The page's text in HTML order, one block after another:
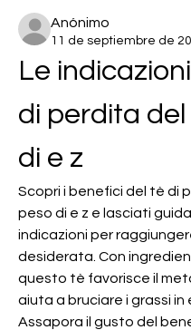
Anónimo
11 de septiembre de
Le
di perdita
di e z
Scopri i benefici del tè di
peso di e z e lasciati
indicazioni per
desiderata. Con
questo tè favorisce il
aiuta a bruciare i grassi in
Assapora il gusto del